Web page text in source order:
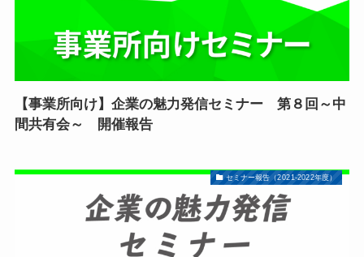
【事業所向け】企業の魅力発信セミナー 第８回～中
間共有会～ 開催報告
セミナー報告（2021-2022年度）